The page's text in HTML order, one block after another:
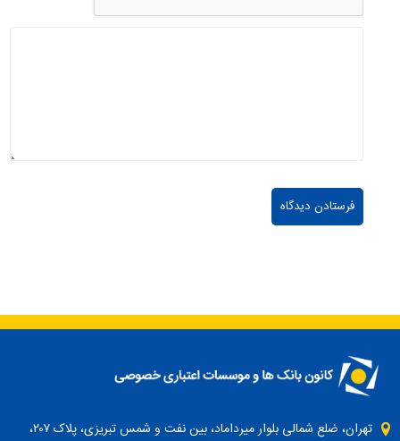
تهران، ضلع شمالی بلوار میرداماد، بین نفت و شمس تبریزی، پلاک ۲۰۷،